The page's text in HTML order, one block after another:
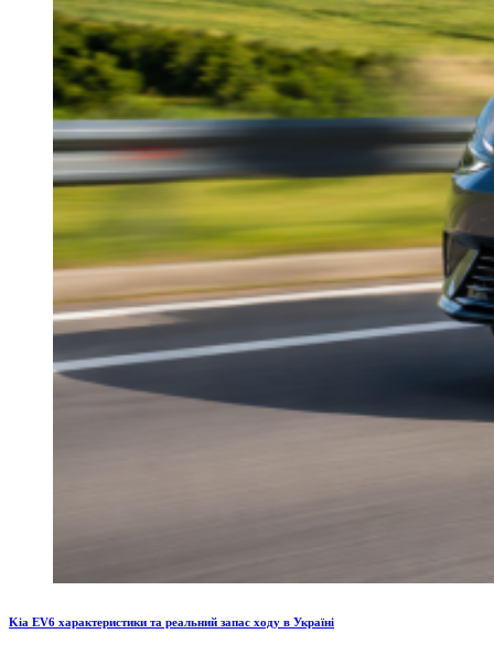
Kia EV6 характеристики та реальний запас ходу в Україні